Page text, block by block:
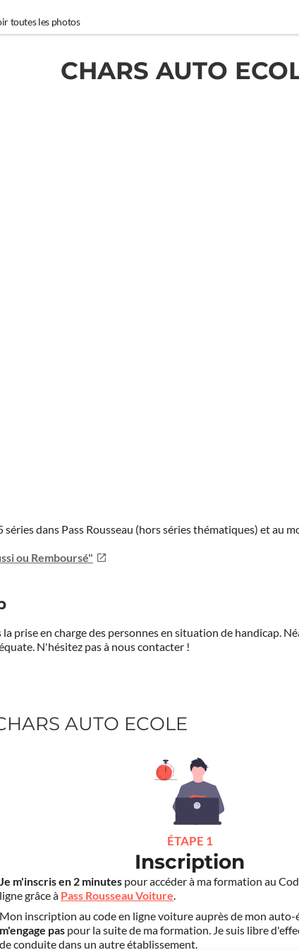
toutes les photos
CHARS AUTO
dans Pass Rousseau (hors séries thématiques) et au
ou Remboursé"
prise en charge des personnes en situation de handicap.
N'hésitez pas à nous contacter !
AUTO ECOLE
ÉTAPE 1
Inscription
Je m'inscris en 2 minutes pour accéder à ma formation au
ligne grâce à Pass Rousseau Voiture.
Mon inscription au code en ligne voiture auprès de mon auto-
m'engage pas pour la suite de ma formation. Je suis libre
de conduite dans un autre établissement.